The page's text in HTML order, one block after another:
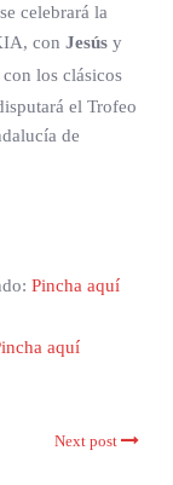
celebrará la
con Jesús y
los clásicos
el Trofeo
de
Pincha aquí
aquí
Next post